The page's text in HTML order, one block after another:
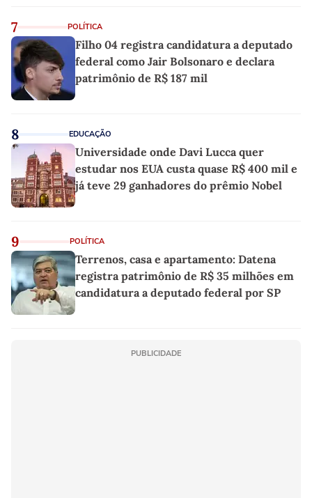
7 POLÍTICA
Filho 04 registra candidatura a deputado
federal como Jair Bolsonaro e declara
patrimônio de R$ 187 mil
8 EDUCAÇÃO
Universidade onde Davi Lucca quer
estudar nos EUA custa quase R$ 400 mil e
já teve 29 ganhadores do prêmio Nobel
9 POLÍTICA
Terrenos, casa e apartamento: Datena
registra patrimônio de R$ 35 milhões em
candidatura a deputado federal por SP
PUBLICIDADE